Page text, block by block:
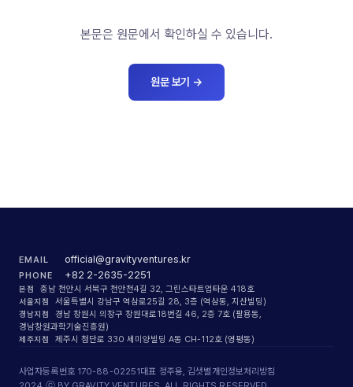
본문은 원문에서 확인하실 수 있습니다.
원문 보기 →
EMAIL official@gravityventures.kr
PHONE +82 2-2635-2251
본점 충남 천안시 서북구 천안천4길 32, 그린스타트업타운 418호
서울지점 서울특별시 강남구 역삼로25길 28, 3층 (역삼동, 지산빌딩)
경남지점
경남 창원시 의창구 창원대로18번길 46, 2층 7호 (팔용동,
경남창원과학기술진흥원)
제주지점 제주시 첨단로 330 세미양빌딩 A동 CH-112호 (영평동)
사업자등록번호 170-88-02251대표 정주용, 김샛별 개인정보처리방침